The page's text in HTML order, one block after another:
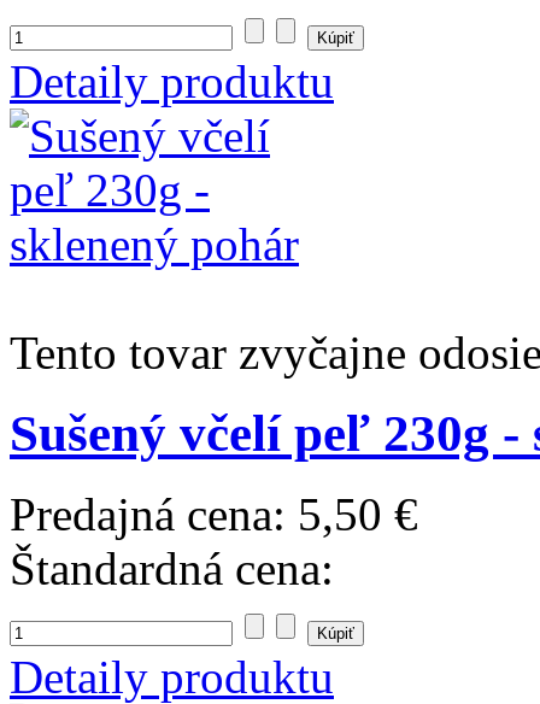
Detaily produktu
Tento tovar zvyčajne
Sušený včelí peľ 230g
Predajná cena: 5,50 €
Štandardná cena:
Detaily produktu